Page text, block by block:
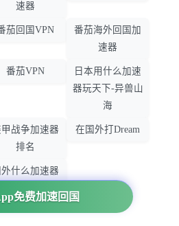
免费加速回国
速器
茄回国VPN
番茄海外回国加
速器
番茄VPN
日本用什么加速
器玩天下-异兽山
海
战争加速器
排名
在国外打Dream
外什么加速器
玩暗黑破坏神